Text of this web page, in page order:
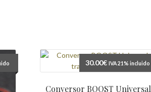
Conversor BOOST Universal
30.00€ IVA 21% incluido